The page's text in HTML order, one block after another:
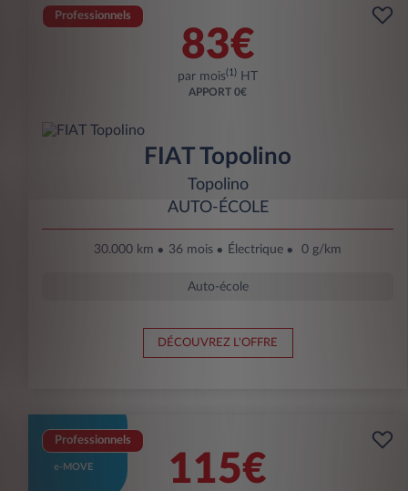
Professionnels
83€
par mois(1) HT
APPORT 0€
FIAT Topolino
Topolino
AUTO-ÉCOLE
30.000 km 36 mois Électrique 0 g/km
Auto-école
DÉCOUVREZ L'OFFRE
Professionnels
e-MOVE 115€